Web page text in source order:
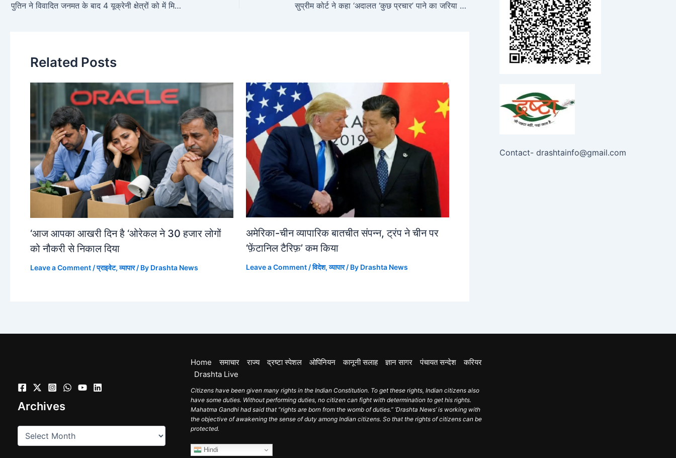
पुतिन ने विवादित जनमत के बाद 4 यूक्रेनी क्षेत्रों को में मिलाया, अमेरिका ने रूस के लोगों और कंपनियों पर लगाया प्रतिबंध सुप्रीम कोर्ट ने कहा ‘अदालत ‘कुछ प्रचार’ पाने का जरिया नहीं है और 50,000 रुपये के जुर्माने के साथ EVM संबंधी याचिका कर दी खारिज
Related Posts
‘आज आपका आखरी दिन है ‘ओरेकल ने 30 हजार लोगों
को नौकरी से निकाल दिया
Leave a Comment /प्राइवेट,व्यापार/ By Drashta News
अमेरिका-चीन व्यापारिक बातचीत संपन्न, ट्रंप ने चीन पर
‘फ़ेंटानिल टैरिफ़’ कम किया
Leave a Comment/विदेश,व्यापार/ By Drashta News
Contact- drashtainfo@gmail.com
Archives
Home समाचार राज्य द्रष्टा स्पेशल ओपिनियन कानूनी सलाह ज्ञान सागर पंचायत सन्देश
करियर
Drashta Live
Citizens have been given many rights in the Indian Constitution. To get these rights, Indian citizens also
have some duties. Without performing duties, no citizen can fight with determination to get his rights.
Mahatma Gandhi had said that “rights are born from the womb of duties.” ‘Drashta News’ is working with
the objective of awakening the sense of duty among Indian citizens. So that the rights of citizens can be
protected.
Hindi